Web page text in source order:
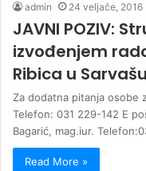
admin 24 veljače, 2016
JAVNI POZIV:
izvođenjem
Ribica u Sarvašu
Za dodatna pitanja osobe
Telefon: 031 229-142 E
Bagarić, mag.iur.
Read More »